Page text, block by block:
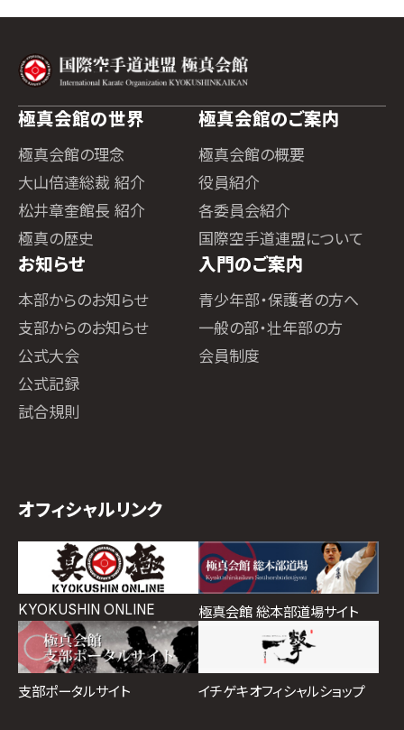
極真会館の世界
極真会館の理念
大山倍達総裁 紹介
松井章奎館長 紹介
極真の歴史
極真会館のご案内
極真会館の概要
役員紹介
各委員会紹介
国際空手道連盟について
お知らせ
本部からのお知らせ
支部からのお知らせ
公式大会
公式記録
試合規則
入門のご案内
青少年部・保護者の方へ
一般の部・壮年部の方
会員制度
オフィシャルリンク
KYOKUSHIN ONLINE 極真会館 総本部道場サイト
支部ポータルサイト イチゲキオフィシャルショップ